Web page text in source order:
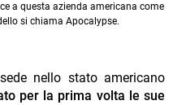
a questa azienda americana come
si chiama Apocalypse.
nello stato americano
per la prima volta le sue